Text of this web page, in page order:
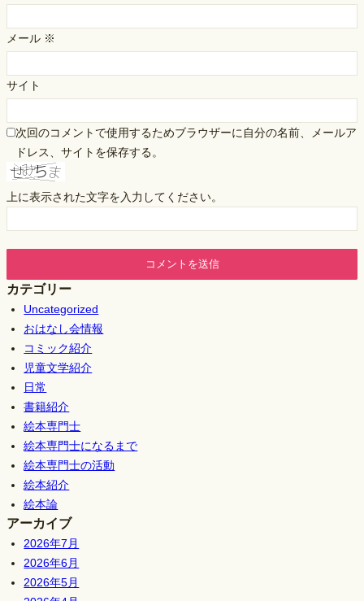
メール ※
サイト
次回のコメントで使用するためブラウザーに自分の名前、メールア
ドレス、サイトを保存する。
上に表示された文字を入力してください。
カテゴリー
Uncategorized
おはなし会情報
コミック紹介
児童文学紹介
日常
書籍紹介
絵本専門士
絵本専門士になるまで
絵本専門士の活動
絵本紹介
絵本論
アーカイブ
2026年7月
2026年6月
2026年5月